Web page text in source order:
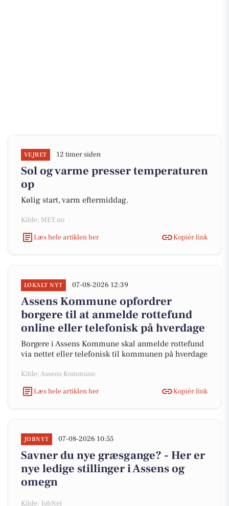
VEJRET 12 timer siden
Sol og varme presser temperaturen
op
Kølig start, varm eftermiddag.
Kilde: MET.no
Læs hele artiklen her
Kopiér link
LOKALT NYT 07-08-2026 12:39
Assens Kommune opfordrer
borgere til at anmelde rottefund
online eller telefonisk på hverdage
Borgere i Assens Kommune skal anmelde rottefund
via nettet eller telefonisk til kommunen på hverdage
Kilde: Assens Kommune
Læs hele artiklen her
Kopiér link
JOBNYT 07-08-2026 10:55
Savner du nye græsgange? - Her er
nye ledige stillinger i Assens og
omegn
Kilde: JobNet